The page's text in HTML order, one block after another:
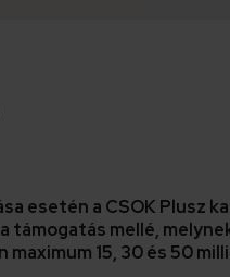
esetén a CSOK Plusz
támogatás mellé,
maximum 15, 30 és 50